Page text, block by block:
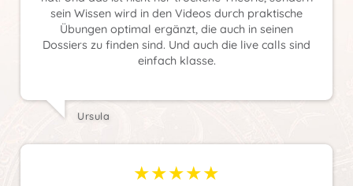
sein Wissen wird in den Videos durch praktische
Übungen optimal ergänzt, die auch in seinen
Dossiers zu finden sind. Und auch die live calls sind
einfach klasse.
Ursula
★★★★★